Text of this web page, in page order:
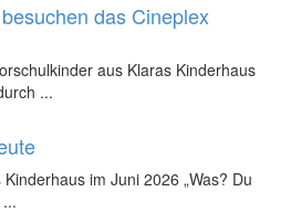
das Cineplex
aus Klaras Kinderhaus
...
im Juni 2026 „Was? Du